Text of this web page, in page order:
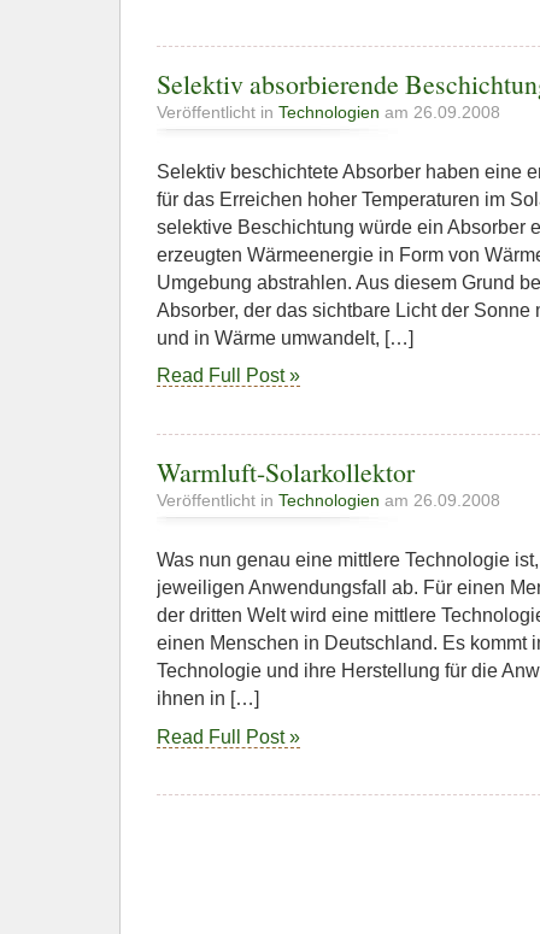
Selektiv absorbierende
Veröffentlicht in Technologien am 26.09.2008
Selektiv beschichtete Absorber haben eine
für das Erreichen hoher Temperaturen im
selektive Beschichtung würde ein Absorber
erzeugten Wärmeenergie in Form von
Umgebung abstrahlen. Aus diesem Grund
Absorber, der das sichtbare Licht der Sonne
und in Wärme umwandelt, […]
Read Full Post »
Warmluft-Solarkollektor
Veröffentlicht in Technologien am 26.09.2008
Was nun genau eine mittlere Technologie
jeweiligen Anwendungsfall ab. Für einen
der dritten Welt wird eine mittlere
einen Menschen in Deutschland. Es kommt
Technologie und ihre Herstellung für die
ihnen in […]
Read Full Post »